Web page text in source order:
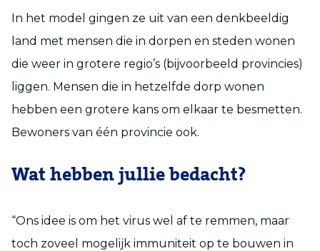
In het model gingen ze uit van een denkbeeldig
land met mensen die in dorpen en steden wonen
die weer in grotere regio’s (bijvoorbeeld provincies)
liggen. Mensen die in hetzelfde dorp wonen
hebben een grotere kans om elkaar te besmetten.
Bewoners van één provincie ook.
Wat hebben jullie bedacht?
“Ons idee is om het virus wel af te remmen, maar
toch zoveel mogelijk immuniteit op te bouwen in